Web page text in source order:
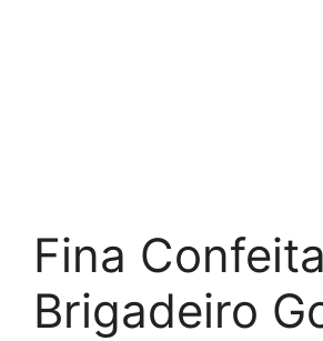
Fina
Brigadeiro